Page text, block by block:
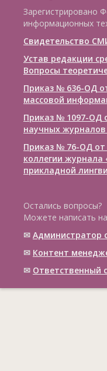
Зарегистрировано
информационных
Свидетельство
Устав редакции
Вопросы
Приказ № 636-ОД
массовой
Приказ № 1097-ОД
научных
Приказ № 76-ОД от
коллегии журнала
прикладной
Остались вопросы?
Можете написать
✉ Администратор
✉ Контент
✉ Ответственный